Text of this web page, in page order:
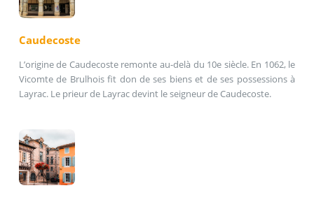
Caudecoste
L’origine de Caudecoste remonte au-delà du 10e siècle. En 1062, le
Vicomte de Brulhois fit don de ses biens et de ses possessions à
Layrac. Le prieur de Layrac devint le seigneur de Caudecoste.